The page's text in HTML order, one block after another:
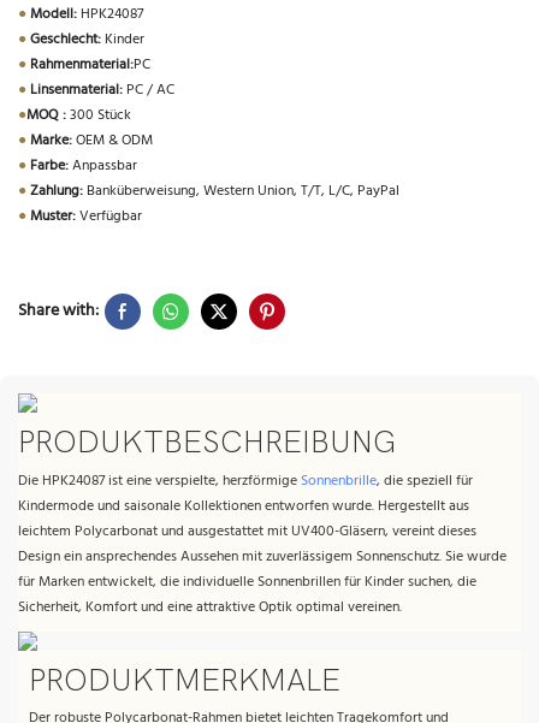
●Modell: HPK24087
●Geschlecht: Kinder
● Rahmenmaterial:PC
● Linsenmaterial: PC / AC
●MOQ :300 Stück
●Marke:OEM & ODM
● Farbe:Anpassbar
●Zahlung: Banküberweisung, Western Union, T/T, L/C, PayPal
●Muster:Verfügbar
Share with:
PRODUKTBESCHREIBUNG
Die HPK24087 ist eine verspielte, herzförmige Sonnenbrille, die speziell für
Kindermode und saisonale Kollektionen entworfen wurde. Hergestellt aus
leichtem Polycarbonat und ausgestattet mit UV400-Gläsern, vereint dieses
Design ein ansprechendes Aussehen mit zuverlässigem Sonnenschutz. Sie wurde
für Marken entwickelt, die individuelle Sonnenbrillen für Kinder suchen, die
Sicherheit, Komfort und eine attraktive Optik optimal vereinen.
PRODUKTMERKMALE